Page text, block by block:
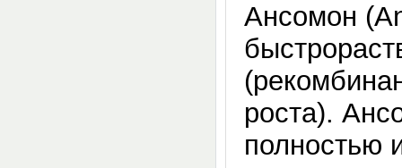
Ансомон
роста).
полностью